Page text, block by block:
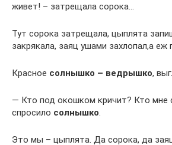
живет! – затрещала сорока…
Тут сорока затрещала, цыплята
закрякала, заяц ушами захлопал,а еж
Красное солнышко – ведрышко,
— Кто под окошком кричит? Кто мне
спросило солнышко
Это мы – цыплята. Да сорока, да